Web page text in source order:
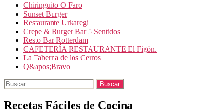
Chiringuito O Faro
Sunset Burger
Restaurante Urkaregi
Crepe & Burger Bar 5 Sentidos
Resto Bar Rotterdam
CAFETERÍA RESTAURANTE El Figón.
La Taberna de los Cerros
Q&apos;Bravo
Buscar:
Recetas Fáciles de Cocina